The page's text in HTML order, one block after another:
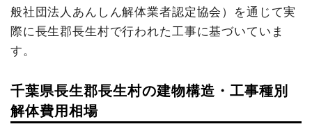
般社団法人あんしん解体業者認定協会）を通じて実
際に長生郡長生村で行われた工事に基づいていま
す。
千葉県長生郡長生村の建物構造・工事種別
解体費用相場